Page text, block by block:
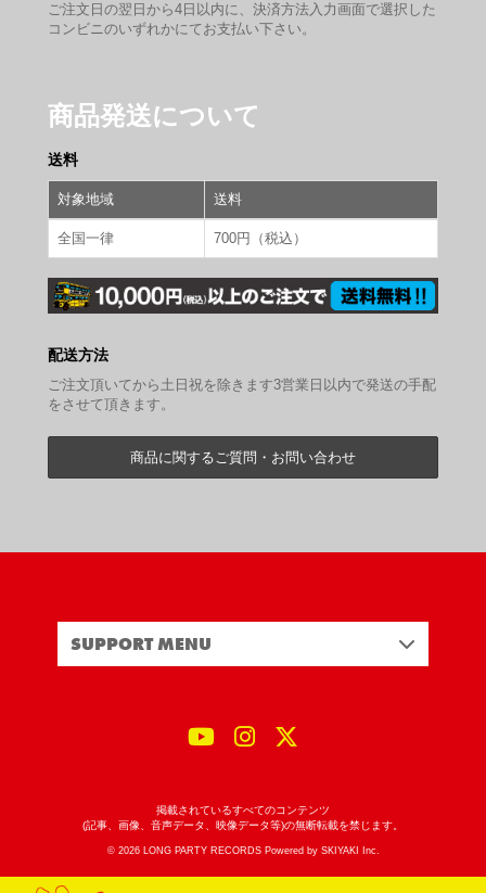
ご注文日の翌日から4日以内に、決済方法入力画面で選択した
コンビニのいずれかにてお支払い下さい。
商品発送について
送料
対象地域 送料
全国一律 700円（税込）
配送方法
ご注文頂いてから土日祝を除きます3営業日以内で発送の手配
をさせて頂きます。
商品に関するご質問・お問い合わせ
SUPPORT MENU
掲載されているすべてのコンテンツ
(記事、画像、音声データ、映像データ等)の無断転載を禁じます。
© 2026 LONG PARTY RECORDS Powered by SKIYAKI Inc.